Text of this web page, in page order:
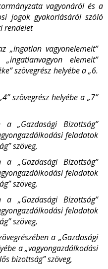
vagyonáról és a
jogok gyakorlásáról szóló
rendelet
„ingatlan vagyonelemeit”
elemeit”
szövegrész helyébe a „6.
szövegrész helyébe a „7”
„Gazdasági Bizottság”
feladatok
szöveg,
a „Gazdasági Bizottság”
feladatok
szöveg,
„Gazdasági Bizottság”
feladatok
szöveg,
a „Gazdasági
a „vagyongazdálkodási
bizottság” szöveg,